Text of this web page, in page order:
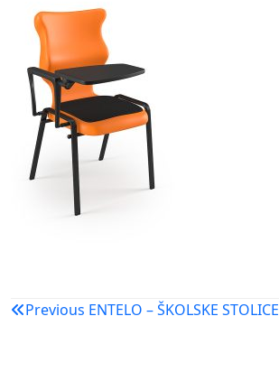
Navigacija
Previous ENTELO – ŠKOLSKE STOLICE